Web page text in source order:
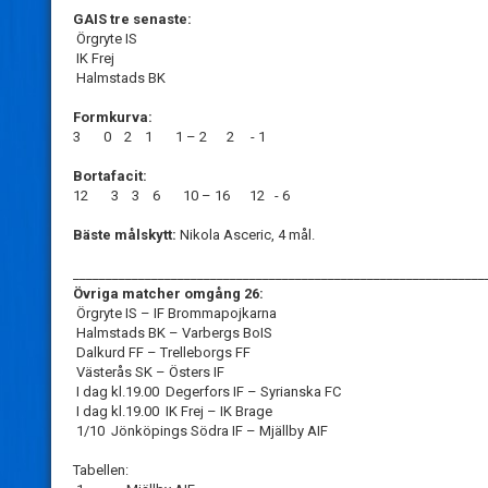
GAIS tre senaste:
Örgryte IS
IK Frej
Halmstads BK
Formkurva:
3 0 2 1 1 – 2 2 - 1
Bortafacit:
12 3 3 6 10 – 16 12 - 6
Bäste målskytt: Nikola Asceric, 4 mål.
Övriga matcher omgång 26:
Örgryte IS – IF Brommapojkarna
Halmstads BK – Varbergs BoIS
Dalkurd FF – Trelleborgs FF
Västerås SK – Östers IF
I dag kl.19.00 Degerfors IF – Syrianska FC
I dag kl.19.00 IK Frej – IK Brage
1/10 Jönköpings Södra IF – Mjällby AIF
Tabellen: